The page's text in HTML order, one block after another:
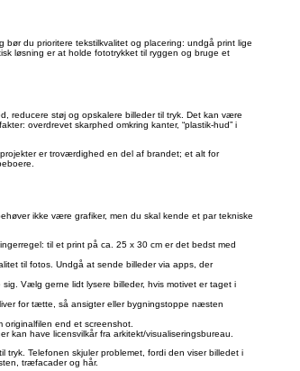
bør du prioritere tekstilkvalitet og placering: undgå print lige
løsning er at holde fototrykket til ryggen og bruge et
reducere støj og opskalere billeder til tryk. Det kan være
overdrevet skarphed omkring kanter, “plastik-hud” i
er troværdighed en del af brandet; et alt for
ikke være grafiker, men du skal kende et par tekniske
til et print på ca. 25 x 30 cm er det bedst med
til fotos. Undgå at sende billeder via apps, der
Vælg gerne lidt lysere billeder, hvis motivet er taget i
for tætte, så ansigter eller bygningstoppe næsten
end et screenshot.
kan have licensvilkår fra arkitekt/visualiseringsbureau.
Telefonen skjuler problemet, fordi den viser billedet i
træfacader og hår.